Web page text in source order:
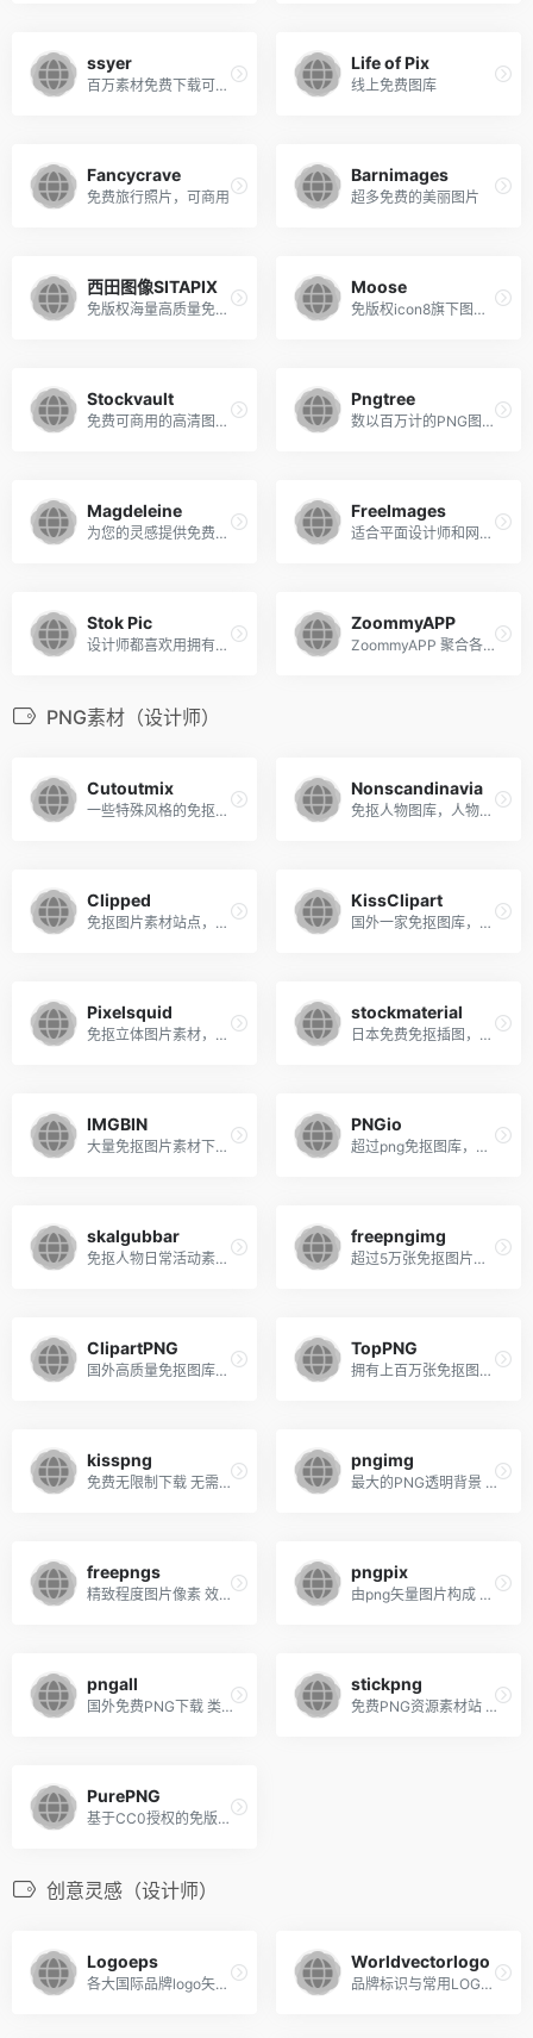
ssyer
百万素材免费下载可商用
Life of Pix
线上免费图库
Fancycrave
免费旅行照片，可商用
Barnimages
超多免费的美丽图片
西田图像SITAPIX
免版权海量高质量免版权图片素材
Moose
免版权icon8旗下图库，提供各类高清图片素材
Stockvault
免费可商用的高清图库，分类非常详细
Pngtree
数以百万计的PNG图像，背景和矢量图片均可免费下载。
Magdeleine
为您的灵感提供免费的高品质照片。
FreeImages
适合平面设计师和网页设计师使用的免费图片素材
Stok Pic
设计师都喜欢用拥有CC0授权的免费图片做素材
ZoommyAPP
ZoommyAPP 聚合各大免费高清图库的APP
PNG素材（设计师）
Cutoutmix
一些特殊风格的免抠人物图
Nonscandinavia
免抠人物图库，人物都经过了风格化处理
Clipped
免抠图片素材站点，图不多
KissClipart
国外一家免抠图库，数量挺多，就是质量参差不齐，无门槛下载，偶尔会弹验证码
Pixelsquid
免抠立体图片素材，质量超高，下载的图片有水印
stockmaterial
日本免费免抠插图，都是扁平化同风格的插图
IMGBIN
大量免抠图片素材下载，分类齐全，需要登录
PNGio
超过png免抠图库，点击后等5秒可以查看大图，无需登录即可右键另存下载
skalgubbar
免抠人物日常活动素材合集
freepngimg
超过5万张免抠图片免费下载，质量一般般
ClipartPNG
国外高质量免抠图库，数量多无门槛免费下载
TopPNG
拥有上百万张免抠图，而且图片质量还不错。
kisspng
免费无限制下载 无需注册和登录
pngimg
最大的PNG透明背景 图库各种分类
freepngs
精致程度图片像素 效果十分出彩
pngpix
由png矢量图片构成 种类多质量很高
pngall
国外免费PNG下载 类型丰富的素材
stickpng
免费PNG资源素材站 图像都是免扣PNG
PurePNG
基于CC0授权的免版权PNG免抠图库，需要注册登录后才能下载
创意灵感（设计师）
Logoeps
各大国际品牌logo矢量图
Worldvectorlogo
品牌标识与常用LOGO的海量资源下载